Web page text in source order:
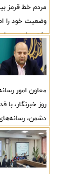
مردم خط قرمز
وضعیت خود را
رشته‌های
شفاف‌تر وضعیت
معاون امور
روز خبرنگار،
دشمن،
تحریف‌شده
همه محدودیت‌ها
حرفه‌ای و تعهد